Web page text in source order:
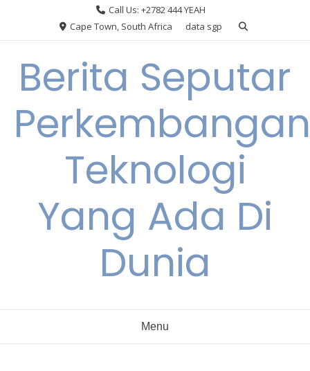
Call Us: +2782 444 YEAH
Cape Town, South Africa
data sgp
Berita Seputar
Perkembangan
Teknologi
Yang Ada Di
Dunia
Menu